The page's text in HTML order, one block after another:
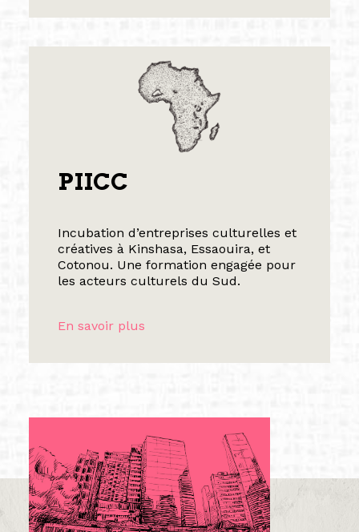
PIICC
Incubation d’entreprises culturelles et
créatives à Kinshasa, Essaouira, et
Cotonou. Une formation engagée pour
les acteurs culturels du Sud.
En savoir plus